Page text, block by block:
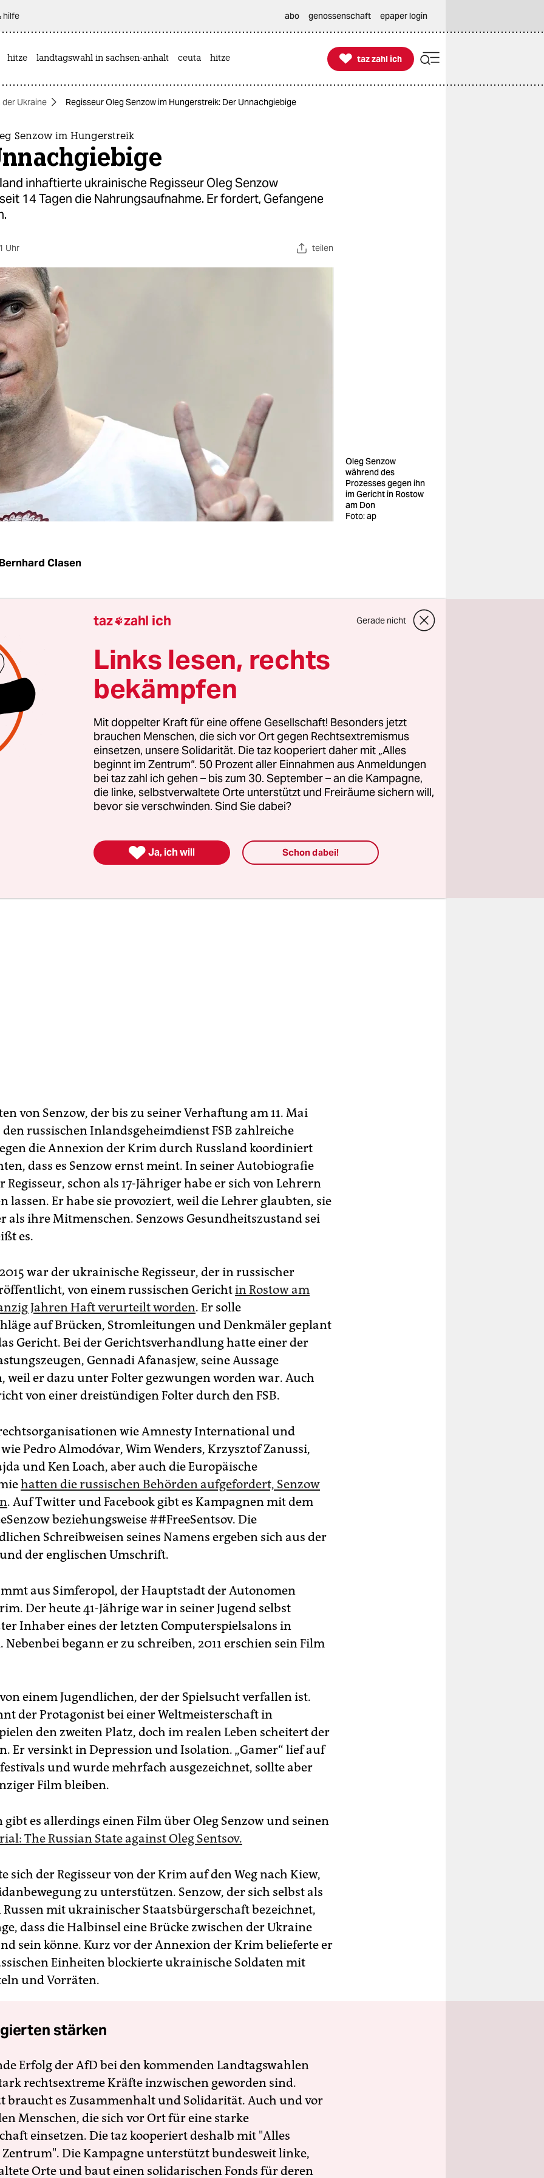
hilfe abo genossenschaft epaper login
hitze landtagswahl in sachsen-anhalt ceuta hitze 
taz zahl ich
taz zahl ich
der Ukraine Regisseur Oleg Senzow im Hungerstreik: Der Unnachgiebige
Senzow im Hungerstreik
inhaftierte ukrainische Regisseur Oleg Senzow
14 Tagen die Nahrungsaufnahme. Er fordert, Gefangene
Uhr teilen
Oleg Senzow
während des
Prozesses gegen ihn
im Gericht in Rostow
am Don
Foto: ap
Bernhard Clasen
Films „Gamer“ geht Alex, die Hauptfigur, zum Fluss,
Maus und Kopfhörer ins Wasser. In der Szene liegt eine
die auch auf den Regisseur passt: Oleg Senzow,
Computerspieler, dann Regisseur und schließlich
Seit zwei Wochen befindet sich der Ukrainer im
Er werde diesen erst abbrechen, wenn die russische
in Russland aus politischen Gründen inhaftierte
hatte er aus der Strafkolonie „Der weiße Bär“ unweit
im hohen Norden Russlands mitgeteilt. Eine
handschriftliche Notizveröffentlichte das
Nachrichtenportal Mediasona.
Gründe“ und sei auch mit Blick auf die bevorstehende
in Russland begonnen worden.
von Senzow, der bis zu seiner Verhaftung am 11. Mai
den russischen Inlandsgeheimdienst FSB zahlreiche
die Annexion der Krim durch Russland koordiniert
dass es Senzow ernst meint. In seiner Autobiografie
Regisseur, schon als 17-Jähriger habe er sich von Lehrern
lassen. Er habe sie provoziert, weil die Lehrer glaubten, sie
als ihre Mitmenschen. Senzows Gesundheitszustand sei
es.
war der ukrainische Regisseur, der in russischer
von einem russischen Gerichtin Rostow am
Jahren Haft verurteilt worden. Er solle
auf Brücken, Stromleitungen und Denkmäler geplant
Gericht. Bei der Gerichtsverhandlung hatte einer der
Gennadi Afanasjew, seine Aussage
weil er dazu unter Folter gezwungen worden war. Auch
von einer dreistündigen Folter durch den FSB.
wie Amnesty International und
Pedro Almodóvar, Wim Wenders, Krzysztof Zanussi,
und Ken Loach, aber auch die Europäische
hatten die russischen Behörden aufgefordert, Senzow
. Auf Twitter und Facebook gibt es Kampagnen mit dem
beziehungsweise ##FreeSentsov. Die
Schreibweisen seines Namens ergeben sich aus der
der englischen Umschrift.
aus Simferopol, der Hauptstadt der Autonomen
Der heute 41-Jährige war in seiner Jugend selbst
Inhaber eines der letzten Computerspielsalons in
Nebenbei begann er zu schreiben, 2011 erschien sein Film
einem Jugendlichen, der der Spielsucht verfallen ist.
der Protagonist bei einer Weltmeisterschaft in
den zweiten Platz, doch im realen Leben scheitert der
Er versinkt in Depression und Isolation. „Gamer“ lief auf
und wurde mehrfach ausgezeichnet, sollte aber
Film bleiben.
es allerdings einen Film über Oleg Senzow und seinen
The Russian State against Oleg Sentsov.
sich der Regisseur von der Krim auf den Weg nach Kiew,
zu unterstützen. Senzow, der sich selbst als
mit ukrainischer Staatsbürgerschaft bezeichnet,
dass die Halbinsel eine Brücke zwischen der ­Ukraine
sein könne. Kurz vor der Annexion der Krim belieferte er
Einheiten blockierte ukrainische Soldaten mit
und Vorräten.
stärken
Erfolg der AfD bei den kommenden Landtagswahlen
rechtsextreme Kräfte inzwischen geworden sind.
braucht es Zusammenhalt und Solidarität. Auch und vor
Menschen, die sich vor Ort für eine starke
einsetzen. Die taz kooperiert deshalb mit "Alles
Die Kampagne unterstützt bundesweit linke,
Orte und baut einen solidarischen Fonds für deren
taz zahl ich Gerade nicht
Links lesen, rechts
bekämpfen
Mit doppelter Kraft für eine offene Gesellschaft! Besonders jetzt
brauchen Menschen, die sich vor Ort gegen Rechtsextremismus
einsetzen, unsere Solidarität. Die taz kooperiert daher mit „Alles
beginnt im Zentrum“. 50 Prozent aller Einnahmen aus Anmeldungen
bei taz zahl ich gehen – bis zum 30. September – an die Kampagne,
die linke, selbstverwaltete Orte unterstützt und Freiräume sichern will,
bevor sie verschwinden. Sind Sie dabei?
 Ja, ich will Schon dabei!